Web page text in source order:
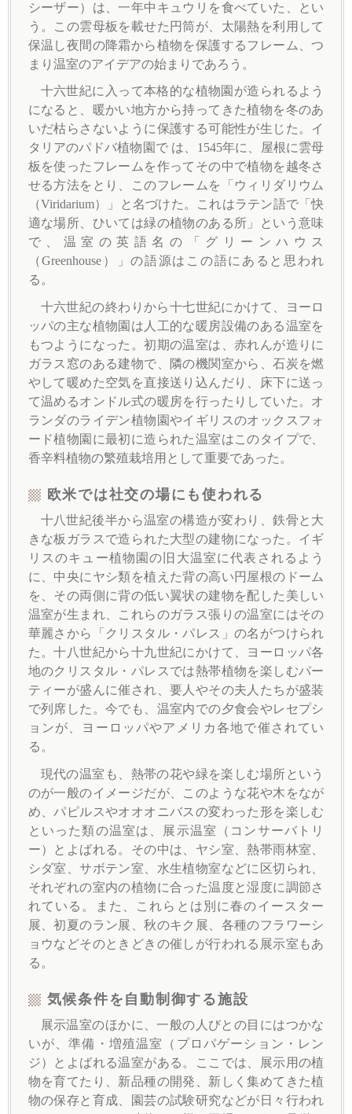
シーザー）は、一年中キュウリを食べていた、とい
う。この雲母板を載せた円筒が、太陽熱を利用して
保温し夜間の降霜から植物を保護するフレーム、つ
まり温室のアイデアの始まりであろう。
十六世紀に入って本格的な植物園が造られるよう
になると、暖かい地方から持ってきた植物を冬のあ
いだ枯らさないように保護する可能性が生じた。イ
タリアのパドバ植物園で は、1545年に、屋根に雲母
板を使ったフレームを作ってその中で植物を越冬さ
せる方法をとり、このフレームを「ウィリダリウム
（Viridarium）」と名づけた。これはラテン語で「快
適な場所、ひいては緑の植物のある所」という意味
で、温室の英語名の「グリーンハウス
（Greenhouse）」の語源はこの語にあると思われ
る。
十六世紀の終わりから十七世紀にかけて、ヨーロ
ッパの主な植物園は人工的な暖房設備のある温室を
もつようになった。初期の温室は、赤れんが造りに
ガラス窓のある建物で、隣の機関室から、石炭を燃
やして暖めた空気を直接送り込んだり、床下に送っ
て温めるオンドル式の暖房を行ったりしていた。オ
ランダのライデン植物園やイギリスのオックスフォ
ード植物園に最初に造られた温室はこのタイプで、
香辛料植物の繁殖栽培用として重要であった。
欧米では社交の場にも使われる
十八世紀後半から温室の構造が変わり、鉄骨と大
きな板ガラスで造られた大型の建物になった。イギ
リスのキュー植物園の旧大温室に代表されるよう
に、中央にヤシ類を植えた背の高い円屋根のドーム
を、その両側に背の低い翼状の建物を配した美しい
温室が生まれ、これらのガラス張りの温室にはその
華麗さから「クリスタル・パレス」の名がつけられ
た。十八世紀から十九世紀にかけて、ヨーロッパ各
地のクリスタル・パレスでは熱帯植物を楽しむパー
ティーが盛んに催され、要人やその夫人たちが盛装
で列席した。今でも、温室内での夕食会やレセプシ
ョンが、ヨーロッパやアメリカ各地で催されてい
る。
現代の温室も、熱帯の花や緑を楽しむ場所という
のが一般のイメージだが、このような花や木をなが
め、パピルスやオオオニバスの変わった形を楽しむ
といった類の温室は、展示温室（コンサーバトリ
ー）とよばれる。その中は、ヤシ室、熱帯雨林室、
シダ室、サボテン室、水生植物室などに区切られ、
それぞれの室内の植物に合った温度と湿度に調節さ
れている。また、これらとは別に春のイースター
展、初夏のラン展、秋のキク展、各種のフラワーシ
ョウなどそのときどきの催しが行われる展示室もあ
る。
気候条件を自動制御する施設
展示温室のほかに、一般の人びとの目にはつかな
いが、準備・増殖温室（プロパゲーション・レン
ジ）とよばれる温室がある。ここでは、展示用の植
物を育てたり、新品種の開発、新しく集めてきた植
物の保存と育成、園芸の試験研究などが日々行われ